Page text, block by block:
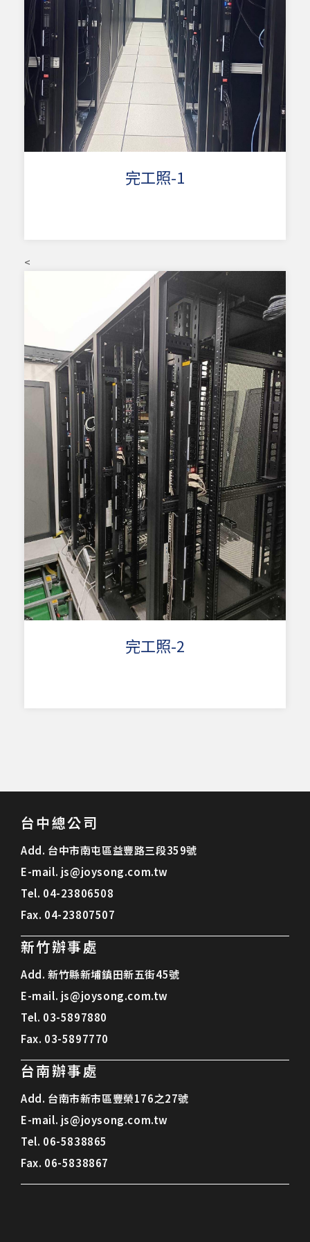
完工照-1
<
完工照-2
台中總公司
Add. 台中市南屯區益豐路三段359號
E-mail. js@joysong.com.tw
Tel. 04-23806508
Fax. 04-23807507
新竹辦事處
Add. 新竹縣新埔鎮田新五街45號
E-mail. js@joysong.com.tw
Tel. 03-5897880
Fax. 03-5897770
台南辦事處
Add. 台南市新市區豐榮176之27號
E-mail. js@joysong.com.tw
Tel. 06-5838865
Fax. 06-5838867